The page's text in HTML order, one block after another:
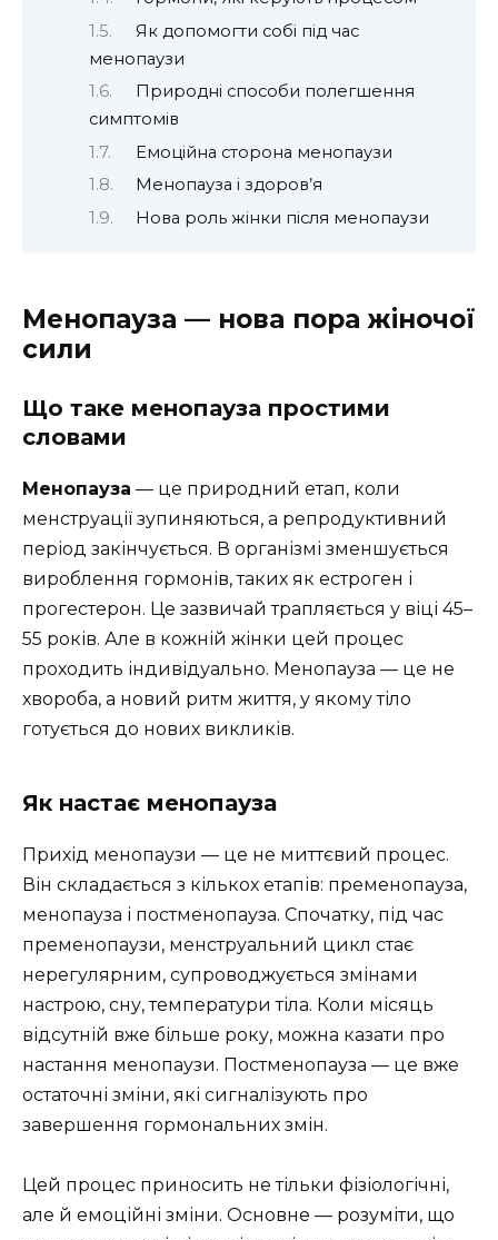
Як допомогти собі під час
менопаузи
Природні способи полегшення
симптомів
Емоційна сторона менопаузи
Менопауза і здоров’я
Нова роль жінки після менопаузи
Менопауза — нова пора жіночої
сили
Що таке менопауза простими
словами
Менопауза — це природний етап, коли
менструації зупиняються, а репродуктивний
період закінчується. В організмі зменшується
вироблення гормонів, таких як естроген і
прогестерон. Це зазвичай трапляється у віці 45–
55 років. Але в кожній жінки цей процес
проходить індивідуально. Менопауза — це не
хвороба, а новий ритм життя, у якому тіло
готується до нових викликів.
Як настає менопауза
Прихід менопаузи — це не миттєвий процес.
Він складається з кількох етапів: пременопауза,
менопауза і постменопауза. Спочатку, під час
пременопаузи, менструальний цикл стає
нерегулярним, супроводжується змінами
настрою, сну, температури тіла. Коли місяць
відсутній вже більше року, можна казати про
настання менопаузи. Постменопауза — це вже
остаточні зміни, які сигналізують про
завершення гормональних змін.
Цей процес приносить не тільки фізіологічні,
але й емоційні зміни. Основне — розуміти, що